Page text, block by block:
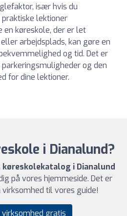
især hvis du
lektioner
køreskole, der er let
arbejdsplads, kan gøre en
og tid. Det er
og den
for dine lektioner.
i Dianalund?
køreskolekatalog i Dianalund
på vores hjemmeside. Det er
til vores guide!
virksomhed gratis